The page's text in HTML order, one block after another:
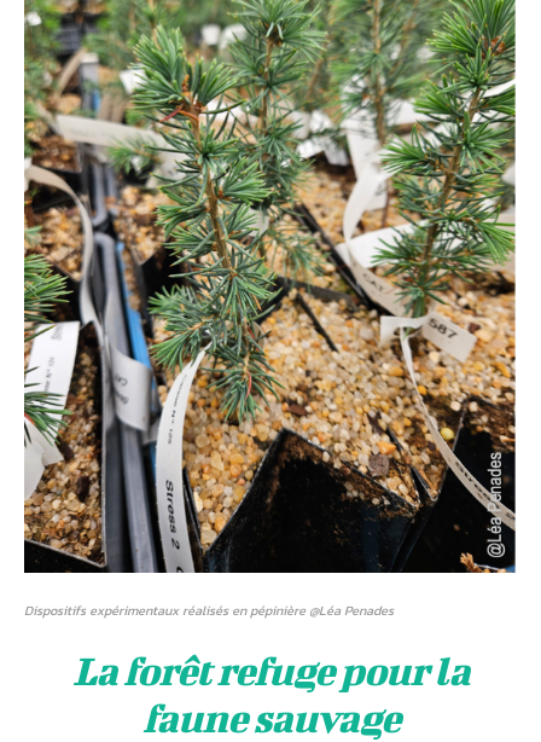
Dispositifs expérimentaux réalisés en pépinière @Léa Penades
La forêt refuge pour la
faune sauvage